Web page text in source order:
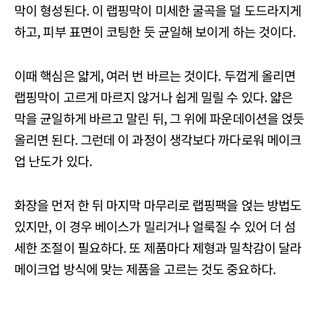
막이 형성된다. 이 랩핑막이 미세한 굴곡을 덜 도드라지게
하고, 피부 표면이 코팅한 듯 균일해 보이게 하는 것이다.
이때 핵심은 얇게, 여러 번 바르는 것이다. 두껍게 올리면
랩핑막이 고르게 마르지 않거나 쉽게 밀릴 수 있다. 얇은
막을 균일하게 바르고 말린 뒤, 그 위에 파운데이션을 얹듯
올리면 된다. 그런데 이 과정이 생각보다 까다로워 메이크
업 난도가 있다.
화장을 먼저 한 뒤 마지막 마무리로 랩핑팩을 얹는 방법도
있지만, 이 경우 베이스가 밀리거나 얼룩질 수 있어 더 섬
세한 조절이 필요하다. 또 제품마다 제형과 밀착감이 달라
메이크업 방식에 맞는 제품을 고르는 것도 중요하다.